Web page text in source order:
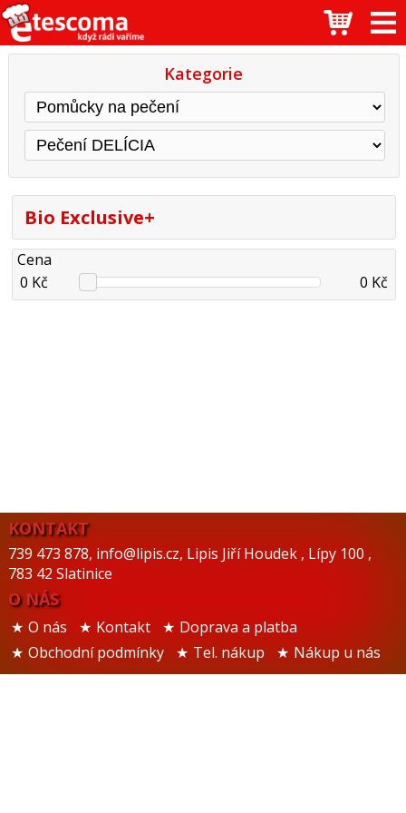
Kategorie
Bio Exclusive+
Cena
0 Kč
0 Kč
KONTAKT
739 473 878, info@lipis.cz, Lipis Jiří Houdek , Lípy 100 ,
783 42 Slatinice
O NÁS
O nás Kontakt
Doprava a platba
Obchodní podmínky
Tel. nákup Nákup u nás